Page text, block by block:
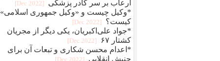
ارعاب بر سر کادر پزشکی
[2022 Dec]
*وکیل چیست و «وکیل جمهوری اسلامی»
کیست؟
[2022 Dec]
*جواد علی‌اکبریان، یکی دیگر از مجریان
کشتار ۶۷
[2022 Dec]
*اعدام محسن شکاری و تبعات آن برای
جنبش انقلابی
[2022 Dec]